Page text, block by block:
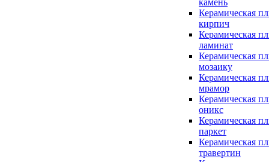
камень
Керамическая
кирпич
Керамическая
ламинат
Керамическая
мозаику
Керамическая
мрамор
Керамическая
оникс
Керамическая
паркет
Керамическая
травертин